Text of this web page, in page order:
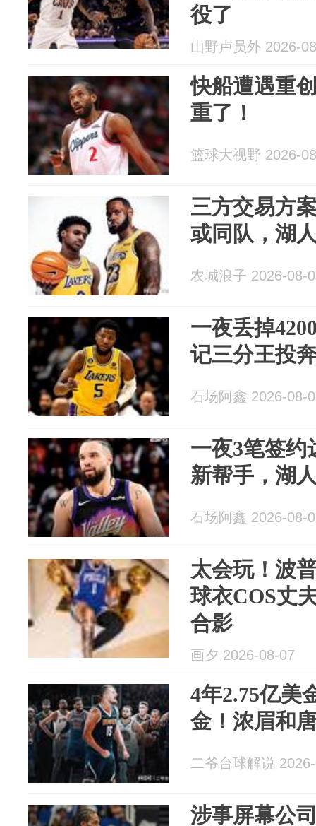
役了
山野卢员外 2026-
快船遭遇重
重了！
篮球大视野 2026-
三方交易方
或同队，湖
农城浪子 2026-08-
一夜丢掉
记三分王投
石场阿鑫 2026-08-
一夜3笔签约
新帮手，湖
石场阿鑫 2026-08-
太会玩！波
球衣COS丈
合影
画夕 2026-08-07
4年2.75亿美
金！浓眉和
二爷台球解说
涉事屏幕公